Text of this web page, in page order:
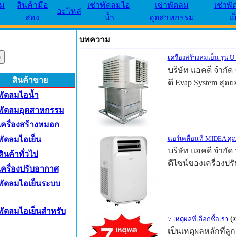
สินค้ามือ
สอง
อะไหล่
เช่าพัดลมไอ
น้ำ
เช่าพัดลม
อุตสาหกรรม
เช่าพั
เ
สินค้าขาย
ดลมไอน้ำ
ดลมอุตสาหกรรม
ครื่องสร้างหมอก
ดลมไอเย็น
นค้าทั่วไป
ครื่องปรับอากาศ
ดลมไอเย็นระบบ
ดลมไอเย็นสำหรับ
บทความ
เครื่องสร้างลมเย็น รุ่น
บริษัท แอคดี จำกัด
ดี Evap System สุด
แอร์เคลื่อนที่ MIDEA
บริษัท แอคดี จำกัด
ดีไซน์ของเครื่องป
7 เหตุผลที่เลือกซื้อเรา (
เป็นเหตุผลหลักที่ลู